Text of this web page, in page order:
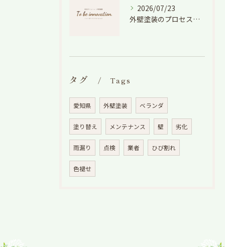
2026/07/23
外壁塗装のプロセスを愛知県でスムーズに進めるための工程と費用徹底解説
タグ Tags
愛知県 外壁塗装 ベランダ
塗り替え メンテナンス 壁 劣化
雨漏り 点検 業者 ひび割れ
色褪せ